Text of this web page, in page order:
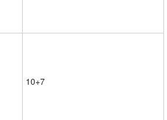
10+7